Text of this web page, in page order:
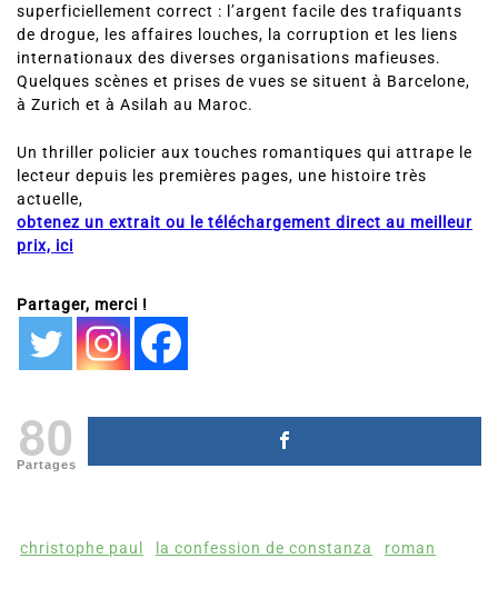
superficiellement correct : l’argent facile des trafiquants
de drogue, les affaires louches, la corruption et les liens
internationaux des diverses organisations mafieuses.
Quelques scènes et prises de vues se situent à Barcelone,
à Zurich et à Asilah au Maroc.
Un thriller policier aux touches romantiques qui attrape le
lecteur depuis les premières pages, une histoire très
actuelle,
obtenez un extrait ou le téléchargement direct au meilleur
prix, ici
Partager, merci !
80
Partages
christophe paul la confession de constanza roman